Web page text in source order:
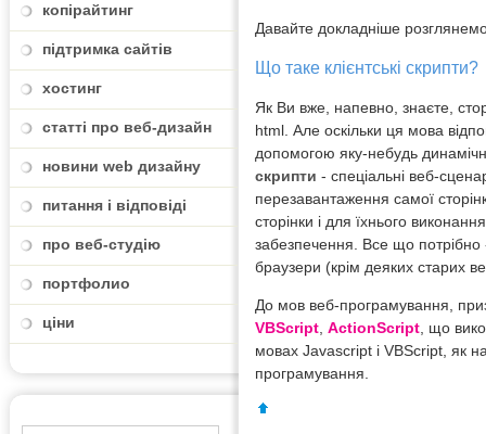
копірайтинг
підтримка сайтів
хостинг
статті про веб-дизайн
новини web дизайну
питання і відповіді
про веб-студію
портфолио
ціни
Давайте докладніше
Що таке клієнтські скрипти?
Як Ви вже, напевно, знаєте,
html. Але оскільки ця мова
допомогою яку-небудь
скрипти - спеціальні веб-
перезавантаження самої
сторінки і для їхнього
забезпечення. Все що потрібно -
браузери (крім деяких старих
До мов веб-програмування,
VBScript ActionScript , що
мовах Javascript і VBScript, як
програмування.